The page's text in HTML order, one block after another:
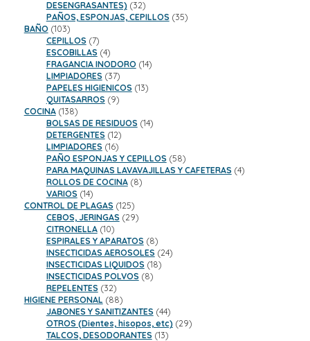
DESENGRASANTES) 3232
productos
PAÑOS, ESPONJAS, CEPILLOS 3535
BAÑO 103103
productos
CEPILLOS 77
productos
ESCOBILLAS 44
productos
FRAGANCIA INODORO 1414
LIMPIADORES 3737
productos
PAPELES HIGIENICOS 1313
QUITASARROS 99
COCINA 138138
productos
BOLSAS DE RESIDUOS 1414
DETERGENTES 1212
productos
LIMPIADORES 1616
productos
PAÑO ESPONJAS Y CEPILLOS 5858
productos
PARA MAQUINAS LAVAVAJILLAS Y CAFETERAS 44
ROLLOS DE COCINA 88
VARIOS 1414
productos
CONTROL DE PLAGAS 125125
productos
CEBOS, JERINGAS 2929
CITRONELLA 1010
productos
ESPIRALES Y APARATOS 88
productos
INSECTICIDAS AEROSOLES 2424
INSECTICIDAS LIQUIDOS 1818
INSECTICIDAS POLVOS 88
REPELENTES 3232
productos
HIGIENE PERSONAL 8888
productos
JABONES Y SANITIZANTES 4444
productos
OTROS (Dientes, hisopos, etc) 2929
TALCOS, DESODORANTES 1313